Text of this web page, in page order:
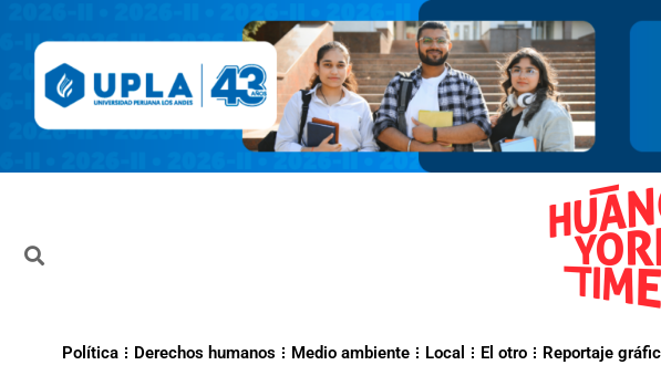
Política Derechos humanos Medio ambiente Local El otro Reportaje